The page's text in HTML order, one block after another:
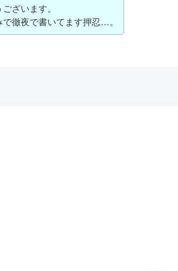
ざいます。
で徹夜で書いてます押忍…。